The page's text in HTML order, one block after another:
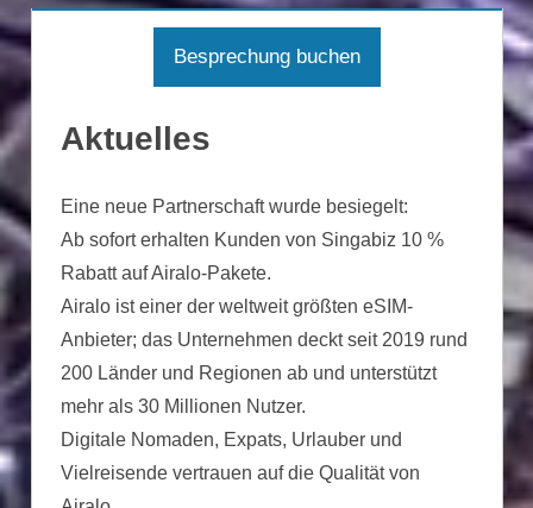
Besprechung buchen
Aktuelles
Eine neue Partnerschaft wurde besiegelt:
Ab sofort erhalten Kunden von Singabiz 10 %
Rabatt auf Airalo-Pakete.
Airalo ist einer der weltweit größten eSIM-
Anbieter; das Unternehmen deckt seit 2019 rund
200 Länder und Regionen ab und unterstützt
mehr als 30 Millionen Nutzer.
Digitale Nomaden, Expats, Urlauber und
Vielreisende vertrauen auf die Qualität von